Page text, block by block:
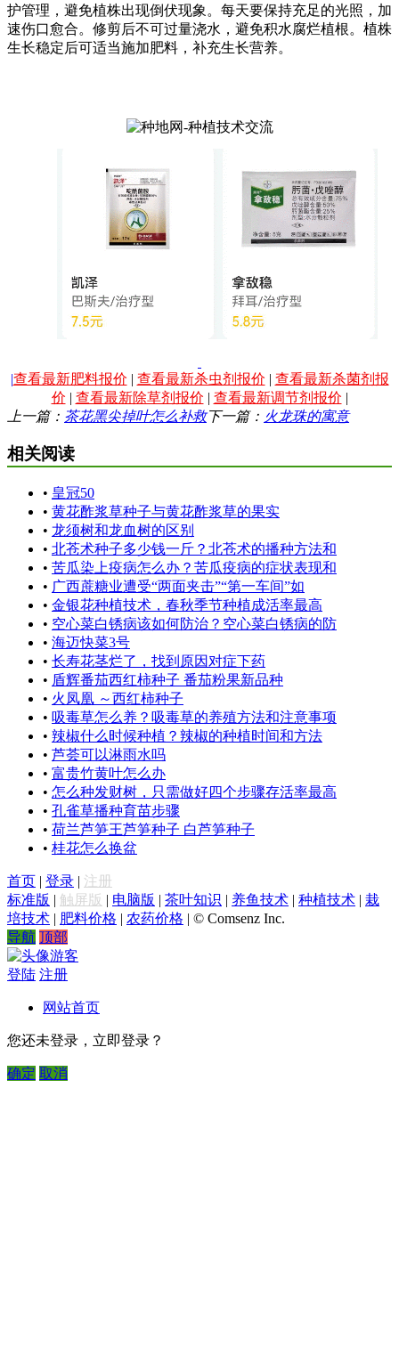
护管理，避免植株出现倒伏现象。每天要保持充足的光照，加
速伤口愈合。修剪后不可过量浇水，避免积水腐烂植根。植株
生长稳定后可适当施加肥料，补充生长营养。
|查看最新肥料报价 | 查看最新杀虫剂报价 | 查看最新杀菌剂报
价 | 查看最新除草剂报价 | 查看最新调节剂报价 |
上一篇： 茶花黑尖掉叶怎么补救下一篇： 火龙珠的寓意
相关阅读
• 皇冠50
• 黄花酢浆草种子与黄花酢浆草的果实
• 龙须树和龙血树的区别
• 北苍术种子多少钱一斤？北苍术的播种方法和
• 苦瓜染上疫病怎么办？苦瓜疫病的症状表现和
• 广西蔗糖业遭受“两面夹击”“第一车间”如
• 金银花种植技术，春秋季节种植成活率最高
• 空心菜白锈病该如何防治？空心菜白锈病的防
• 海迈快菜3号
• 长寿花茎烂了，找到原因对症下药
• 盾辉番茄西红柿种子 番茄粉果新品种
• 火凤凰 ～西红柿种子
• 吸毒草怎么养？吸毒草的养殖方法和注意事项
• 辣椒什么时候种植？辣椒的种植时间和方法
• 芦荟可以淋雨水吗
• 富贵竹黄叶怎么办
• 怎么种发财树，只需做好四个步骤存活率最高
• 孔雀草播种育苗步骤
• 荷兰芦笋王芦笋种子 白芦笋种子
• 桂花怎么换盆
首页 | 登录 | 注册
标准版 | 触屏版 | 电脑版 | 茶叶知识 | 养鱼技术 | 种植技术 | 栽
培技术 | 肥料价格 | 农药价格 | © Comsenz Inc.
导航 顶部
游客
登陆 注册
网站首页
您还未登录，立即登录？
确定 取消